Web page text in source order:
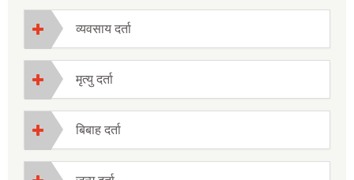
व्यवसाय दर्ता
मृत्यु दर्ता
बिबाह दर्ता